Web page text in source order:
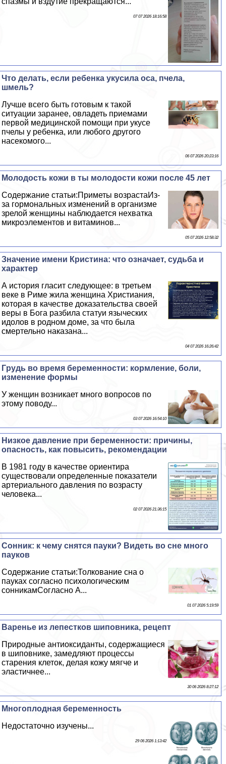
07 07 2026 18:16:58
Что делать, если ребенка укусила оса, пчела,
шмель?
Лучше всего быть готовым к такой
ситуации заранее, овладеть приемами
первой медицинской помощи при укусе
пчелы у ребенка, или любого другого
насекомого...
06 07 2026 20:23:16
Молодость кожи в ты молодости кожи после 45 лет
Содержание статьи:Приметы возрастаИз-
за гормональных изменений в организме
зрелой женщины наблюдается нехватка
микроэлементов и витаминов...
05 07 2026 12:58:32
Значение имени Кристина: что означает, судьба и
хаpaктер
А история гласит следующее: в третьем
веке в Риме жила женщина Христиания,
которая в качестве доказательства своей
веры в Бога разбила статуи языческих
идолов в родном доме, за что была
cмepтельно наказана...
04 07 2026 16:26:42
Гpyдь во время беременности: кормление, боли,
изменение формы
У женщин возникает много вопросов по
этому поводу...
03 07 2026 16:54:10
Низкое давление при беременности: причины,
опасность, как повысить, рекомендации
В 1981 году в качестве ориентира
существовали определенные показатели
артериального давления по возрасту
человека...
02 07 2026 21:36:15
Сонник: к чему снятся пауки? Видеть во сне много
пауков
Содержание статьи:Толкование сна о
пауках согласно психологическим
сонникамСогласно А...
01 07 2026 5:19:59
Варенье из лепестков шиповника, рецепт
Природные антиоксиданты, содержащиеся
в шиповнике, замедляют процессы
старения клеток, делая кожу мягче и
эластичнее...
30 06 2026 8:27:12
Многоплодная беременность
Недостаточно изучены...
29 06 2026 1:13:42